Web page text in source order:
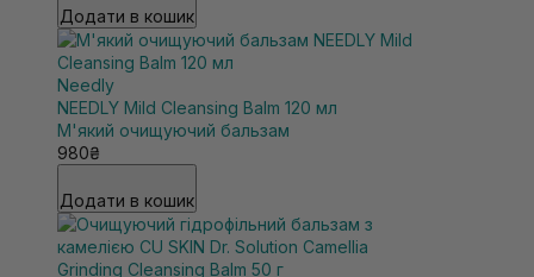
Додати в кошик
Needly
NEEDLY Mild Cleansing Balm 120 мл
М'який очищуючий бальзам
980₴
Додати в кошик